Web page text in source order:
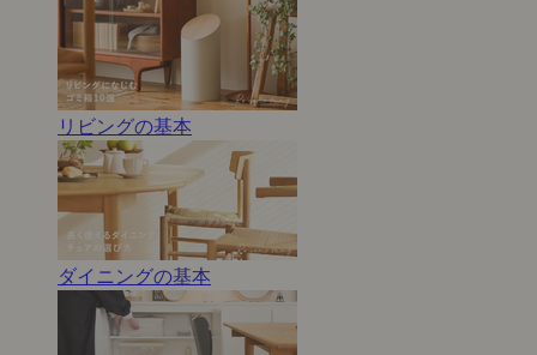
リビングの基本
ダイニングの基本